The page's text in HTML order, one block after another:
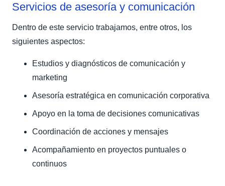
Servicios de asesoría y comunicación
Dentro de este servicio trabajamos, entre otros, los
siguientes aspectos:
Estudios y diagnósticos de comunicación y
marketing
Asesoría estratégica en comunicación corporativa
Apoyo en la toma de decisiones comunicativas
Coordinación de acciones y mensajes
Acompañamiento en proyectos puntuales o
continuos